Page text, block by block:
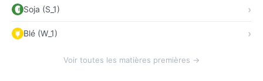
Soja (S_1)
Blé (W_1)
Voir toutes les matières premières →